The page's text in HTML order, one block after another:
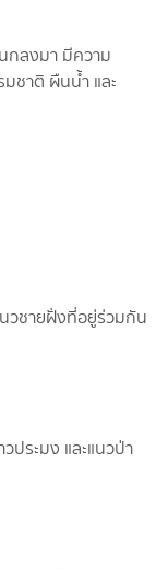
กลงมา มีความ
ชาติ ผืนน้ำ และ
วชายฝั่งที่อยู่ร่วมกัน
ประมง และแนวป่า